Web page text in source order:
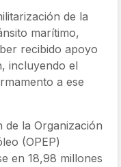
de la
marítimo,
recibido apoyo
incluyendo el
a ese
de la Organización
(OPEP)
en 18,98 millones